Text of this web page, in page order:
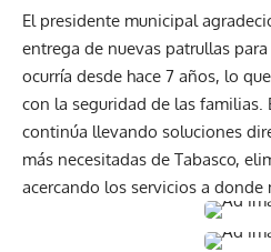
El presidente municipal
entrega de nuevas patrullas
ocurría desde hace 7 años, lo
con la seguridad de las familias.
continúa llevando soluciones
más necesitadas de Tabasco,
acercando los servicios a donde